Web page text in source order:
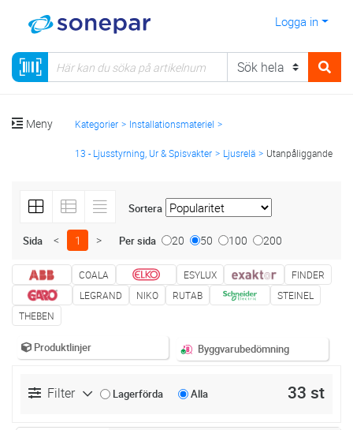
Logga in
Meny Kategorier Installationsmateriel
13 - Ljusstyrning, Ur & Spisvakter Ljusrelä Utanpåliggande
Sortera
Sida < 1 > Per sida 20 50 100 200
COALA ESYLUX
FINDER
LEGRAND
NIKO RUTAB
STEINEL
THEBEN
Produktlinjer Byggvarubedömning
Filter Lagerförda Alla 33 st